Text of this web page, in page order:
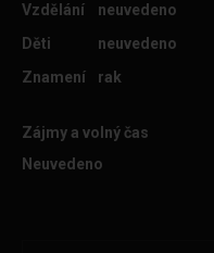
Vzdělání
neuvedeno
Děti
neuvedeno
Znamení
rak
Zájmy a volný čas
Neuvedeno